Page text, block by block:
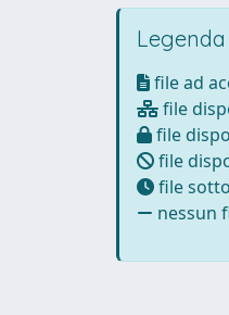
file ad
file
file
file
file
nessun